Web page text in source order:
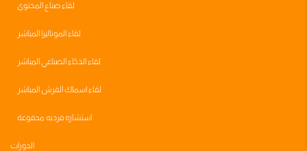
لقاء صناع المحتوى
لقاء الموناليزا المباشر
لقاء الذكاء الصناعي المباشر
لقاء اسماك القرش المباشر
استشاره فرديه مدفوعة
الدورات